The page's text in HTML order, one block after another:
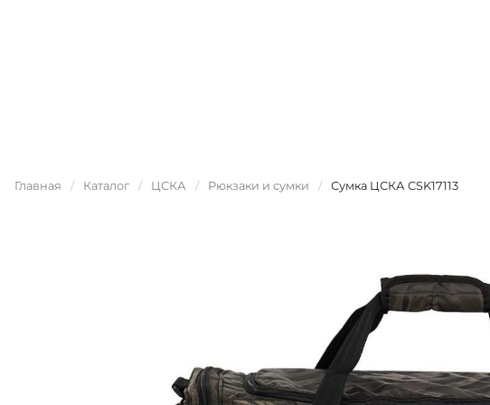
Главная / Каталог / ЦСКА / Рюкзаки и сумки / Сумка ЦСКА CSK17113